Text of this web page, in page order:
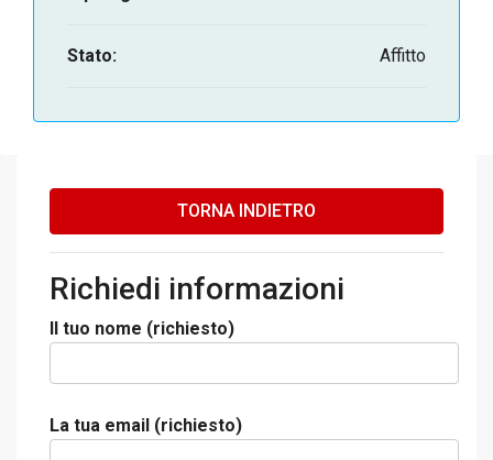
Stato: Affitto
TORNA INDIETRO
Richiedi informazioni
Il tuo nome (richiesto)
La tua email (richiesto)